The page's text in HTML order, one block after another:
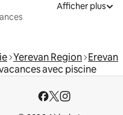
Afficher plus
Yerevan Region Erevan
avec piscine